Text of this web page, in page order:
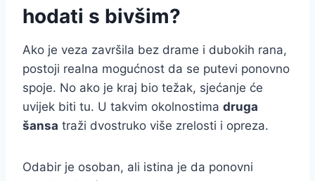
hodati s bivšim?
Ako je veza završila bez drame i dubokih rana,
postoji realna mogućnost da se putevi ponovno
spoje. No ako je kraj bio težak, sjećanje će
uvijek biti tu. U takvim okolnostima druga
šansa traži dvostruko više zrelosti i opreza.
Odabir je osoban, ali istina je da ponovni